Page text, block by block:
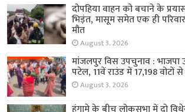
दोपहिया वाहन को बचाने के
भिड़ंत, मासूम समेत एक ही
मौत
August 3, 2026
मांजलपुर विस उपचुनाव : भाजपा
पटेल, 11वें राउंड में 17,198 वोटों
August 3, 2026